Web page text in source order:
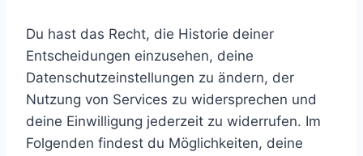
Du hast das Recht, die Historie deiner
Entscheidungen einzusehen, deine
Datenschutzeinstellungen zu ändern, der
Nutzung von Services zu widersprechen und
deine Einwilligung jederzeit zu widerrufen. Im
Folgenden findest du Möglichkeiten, deine